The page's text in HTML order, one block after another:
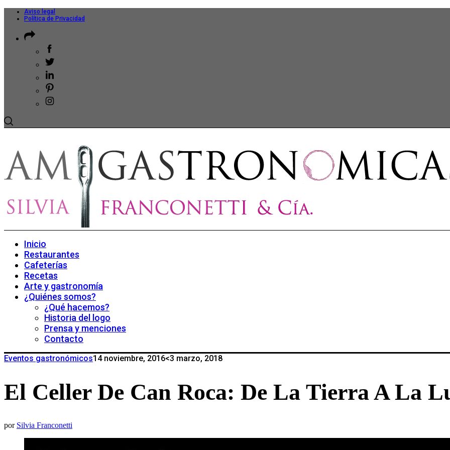
Aviso legal
Política de Privacidad
Inicio
Restaurantes
Cafeterías
Recetas
Arte y gastronomía
¿Quiénes somos?
¿Qué hacemos?
Historia del logo
Prensa y menciones
Contacto
Eventos gastronómicos14 noviembre, 2016<3 marzo, 2018
El Celler De Can Roca: De La Tierra A La
por Silvia Franconetti